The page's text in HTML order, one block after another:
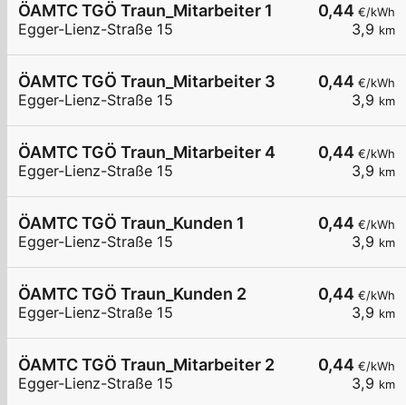
0,44 €/kWh
3,9 km
ÖAMTC TGÖ Traun_Mitarbeiter 1
Egger-Lienz-Straße 15
0,44 €/kWh
3,9 km
ÖAMTC TGÖ Traun_Mitarbeiter 3
Egger-Lienz-Straße 15
0,44 €/kWh
3,9 km
ÖAMTC TGÖ Traun_Mitarbeiter 4
Egger-Lienz-Straße 15
0,44 €/kWh
3,9 km
ÖAMTC TGÖ Traun_Kunden 1
Egger-Lienz-Straße 15
0,44 €/kWh
3,9 km
ÖAMTC TGÖ Traun_Kunden 2
Egger-Lienz-Straße 15
0,44 €/kWh
3,9 km
ÖAMTC TGÖ Traun_Mitarbeiter 2
Egger-Lienz-Straße 15